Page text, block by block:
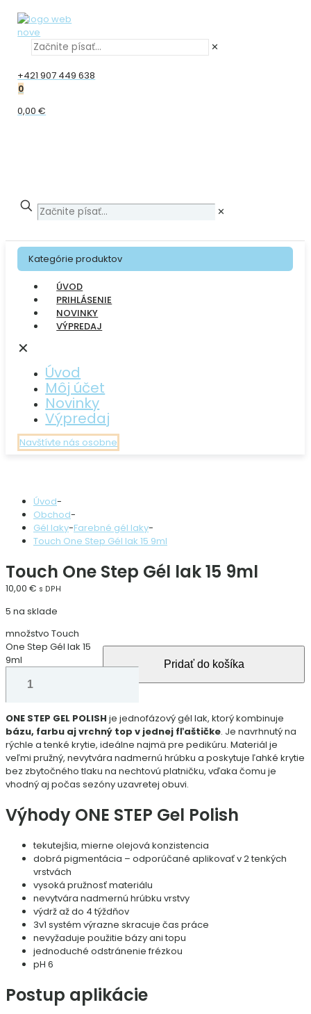
✕
+421 907 449 638
0
0,00 €
✕
Kategórie produktov
ÚVOD
PRIHLÁSENIE
NOVINKY
VÝPREDAJ
✕
Úvod
Môj účet
Novinky
Výpredaj
Navštívte nás osobne
Úvod-
Obchod-
Gél laky-Farebné gél laky-
Touch One Step Gél lak 15 9ml
Touch One Step Gél lak 15 9ml
10,00 € s DPH
5 na sklade
množstvo Touch
One Step Gél lak 15
9ml
Pridať do košíka
ONE STEP GEL POLISH je jednofázový gél lak, ktorý kombinuje
bázu, farbu aj vrchný top v jednej fľaštičke. Je navrhnutý na
rýchle a tenké krytie, ideálne najmä pre pedikúru. Materiál je
veľmi pružný, nevytvára nadmernú hrúbku a poskytuje ľahké krytie
bez zbytočného tlaku na nechtovú platničku, vďaka čomu je
vhodný aj počas sezóny uzavretej obuvi.
Výhody ONE STEP Gel Polish
tekutejšia, mierne olejová konzistencia
dobrá pigmentácia – odporúčané aplikovať v 2 tenkých
vrstvách
vysoká pružnosť materiálu
nevytvára nadmernú hrúbku vrstvy
výdrž až do 4 týždňov
3v1 systém výrazne skracuje čas práce
nevyžaduje použitie bázy ani topu
jednoduché odstránenie frézkou
pH 6
Postup aplikácie